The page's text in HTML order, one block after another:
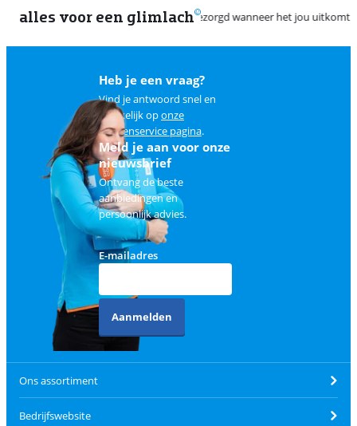
alles voor een glimlach
Heb je een vraag?
Vind je antwoord snel en
makkelijk oponze
klantenservice pagina.
Meld je aan voor onze
nieuwsbrief
Ontvang de beste
aanbiedingen en
persoonlijk advies.
E-mailadres
Aanmelden
Ons assortiment
Bedrijfswebsite